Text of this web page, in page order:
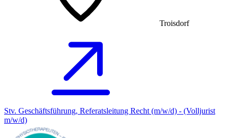
Troisdorf
Stv. Geschäftsführung, Referatsleitung Recht (m/w/d) - (Volljurist
m/w/d)